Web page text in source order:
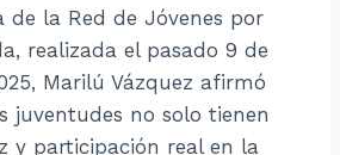
de la Red de Jóvenes por
realizada el pasado 9 de
Marilú Vázquez afirmó
juventudes no solo tienen
y participación real en la